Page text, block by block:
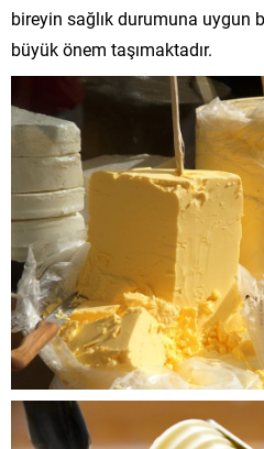
bireyin sağlık durumuna uygun
büyük önem taşımaktadır.